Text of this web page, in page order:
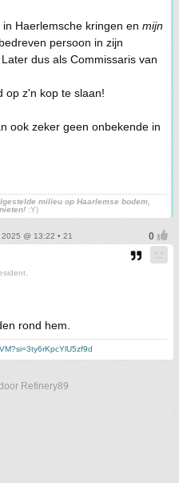
Haerlemsche kringen en mijn
persoon in zijn
dus als Commissaris van
op z'n kop te slaan!
ook zeker geen onbekende in
milieu op Haarlemse bodem,
:Y)
@ 13:22 • 21
rond hem.
Refinery89